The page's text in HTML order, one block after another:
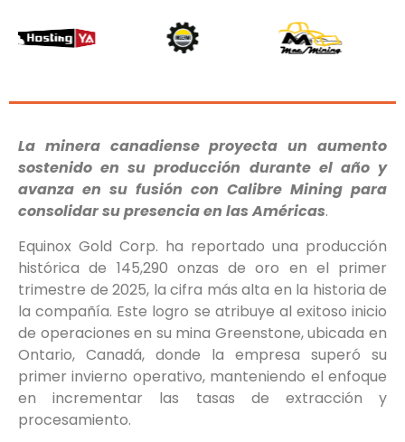
La minera canadiense proyecta un aumento
sostenido en su producción durante el año y
avanza en su fusión con Calibre Mining para
consolidar su presencia en las Américas.
Equinox Gold Corp. ha reportado una producción
histórica de 145,290 onzas de oro en el primer
trimestre de 2025, la cifra más alta en la historia de
la compañía. Este logro se atribuye al exitoso inicio
de operaciones en su mina Greenstone, ubicada en
Ontario, Canadá, donde la empresa superó su
primer invierno operativo, manteniendo el enfoque
en incrementar las tasas de extracción y
procesamiento.